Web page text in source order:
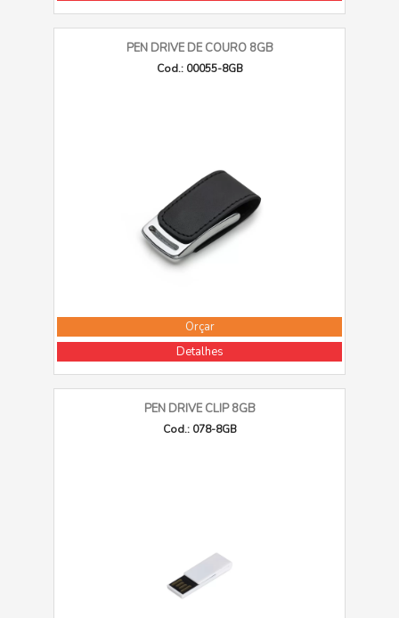
PEN DRIVE DE COURO 8GB
Cod.: 00055-8GB
Orçar
Detalhes
PEN DRIVE CLIP 8GB
Cod.: 078-8GB